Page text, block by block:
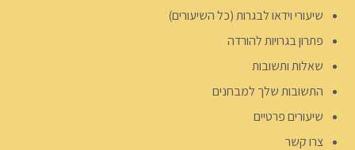
שיעורי וידאו לבגרות (כל השיעורים)
פתרון בגרויות להורדה
שאלות ותשובות
התשובות שלך למבחנים
שיעורים פרטיים
צרו קשר